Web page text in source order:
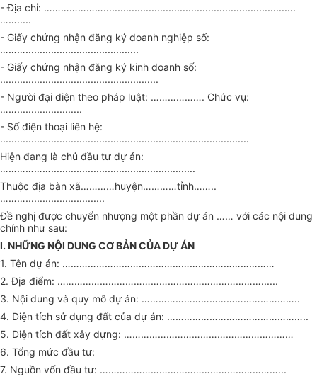
- Địa chỉ: …………………....................................................................
…….....
- Giấy chứng nhận đăng ký doanh nghiệp số:
………........................................
- Giấy chứng nhận đăng ký kinh doanh số:
........................................................
- Người đại diện theo pháp luật: ………………. Chức vụ:
…….......................
- Số điện thoại liên hệ:
........................................................................................
Hiện đang là chủ đầu tư dự án:
………………...................................................
Thuộc địa bàn xã…………huyện…………tỉnh……..
………............................
Đề nghị được chuyển nhượng một phần dự án …… với các nội dung
chính như sau:
I. NHỮNG NỘI DUNG CƠ BẢN CỦA DỰ ÁN
1. Tên dự án: …………………………………………………………………
2. Địa điểm: ………………………………………………………………......
3. Nội dung và quy mô dự án: ………………………………………………..
4. Diện tích sử dụng đất của dự án: …………………………………………..
5. Diện tích đất xây dựng: ……………………………………………………
6. Tổng mức đầu tư:
7. Nguồn vốn đầu tư: ………………………………………………………...